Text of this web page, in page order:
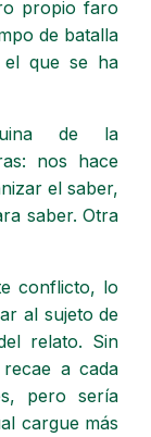
propio faro
de batalla
el que se ha
de la
nos hace
el saber,
saber. Otra
conflicto, lo
al sujeto de
relato. Sin
a cada
pero sería
cargue más